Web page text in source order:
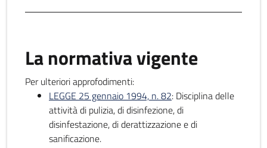
La normativa vigente
Per ulteriori approfodimenti:
LEGGE 25 gennaio 1994, n. 82: Disciplina delle
attività di pulizia, di disinfezione, di
disinfestazione, di derattizzazione e di
sanificazione.